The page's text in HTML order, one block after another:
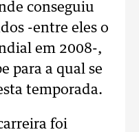
conseguiu
-entre eles o
em 2008-,
para a qual se
temporada.
foi